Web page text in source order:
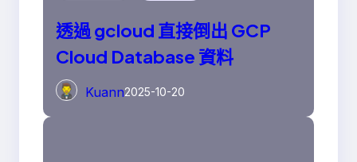
透過 gcloud 直接倒出 GCP
Cloud Database 資料
Kuann2025-10-20